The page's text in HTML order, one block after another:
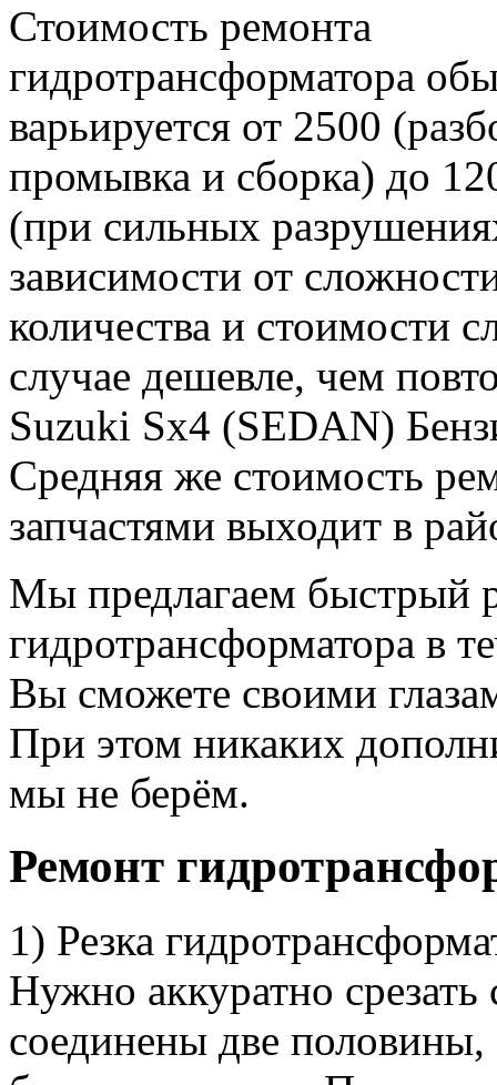
Стоимость ремонта
гидротрансформатора
варьируется от 2500
промывка и сборка) до
(при сильных
зависимости от
количества и стоимости
случае дешевле, чем
Suzuki Sx4 (SEDAN)
Средняя же стоимость
запчастями выходит в
Мы предлагаем быстрый
гидротрансформатора в
Вы сможете своими
При этом никаких
мы не берём.
Ремонт
1) Резка
Нужно аккуратно
соединены две половины,